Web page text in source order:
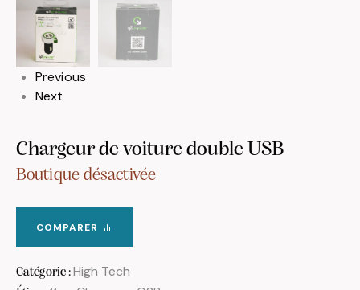
Previous
Next
Chargeur de voiture double USB
Boutique désactivée
COMPARER
Catégorie : High Tech